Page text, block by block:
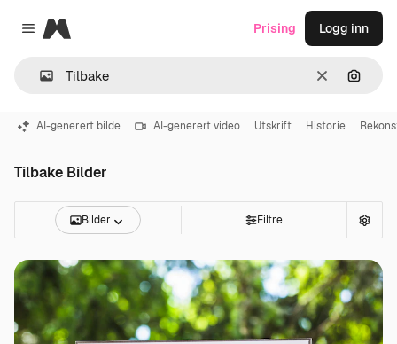
Close menu
Magnific
Slett Søk
Prising Logg inn
AI-generert bilde AI-generert video Utskrift Historie
Tilbake Bilder
Bilder Filtre